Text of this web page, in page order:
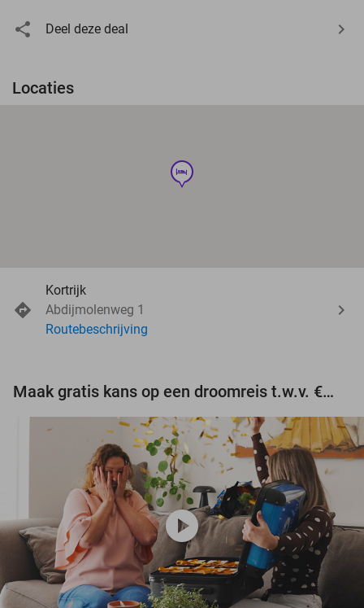
Deel deze deal
Locaties
hotel
Kortrijk
Abdijmolenweg 1
Routebeschrijving
Maak gratis kans op een droomreis t.w.v. €3.000!
play_circle